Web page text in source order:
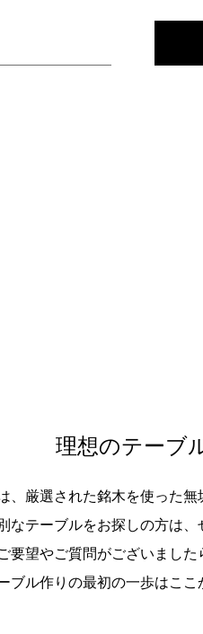
理想のテーブ
、厳選された銘木を使った
なテーブルをお探しの方は
要望やご質問がございまし
ブル作りの最初の一歩はここ